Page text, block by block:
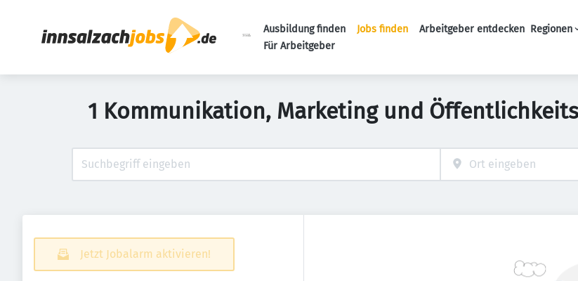
Ausbildung finden Jobs finden Arbeitgeber entdecken Regionen
Für Arbeitgeber
1 Kommunikation, Marketing und
Jetzt Jobalarm aktivieren!